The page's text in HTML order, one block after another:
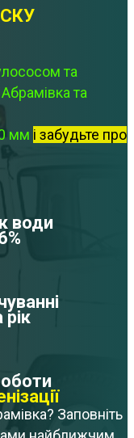
та
та
мм і забудьте про
води
рік
Заповніть